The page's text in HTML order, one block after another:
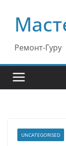
содержимому
Ремонт-Гуру
UNCATEGORISED